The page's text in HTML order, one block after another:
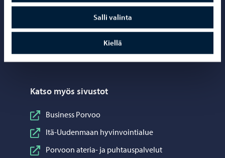
Salli valinta
Kiellä
Seuraa YouTube
YouTube
Katso myös sivustot
Business Porvoo
Itä-Uudenmaan hyvinvointialue
Porvoon ateria- ja puhtauspalvelut